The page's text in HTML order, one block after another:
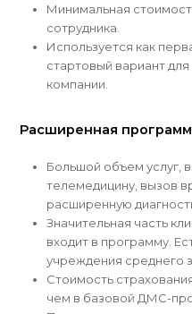
Минимальная
сотрудника.
Используется как
стартовый вариант
компании.
Расширенная
Большой объем услуг,
телемедицину, вызов
расширенную
Значительная часть
входит в программу.
учреждения среднего
Стоимость
чем в базовой ДМС-